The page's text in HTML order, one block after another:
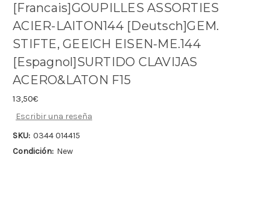
[Francais]GOUPILLES ASSORTIES
ACIER-LAITON144 [Deutsch]GEM.
STIFTE, GEEICH EISEN-ME.144
[Espagnol]SURTIDO CLAVIJAS
ACERO&LATON F15
13,50€
Escribir una reseña
SKU: 0344 014415
Condición: New